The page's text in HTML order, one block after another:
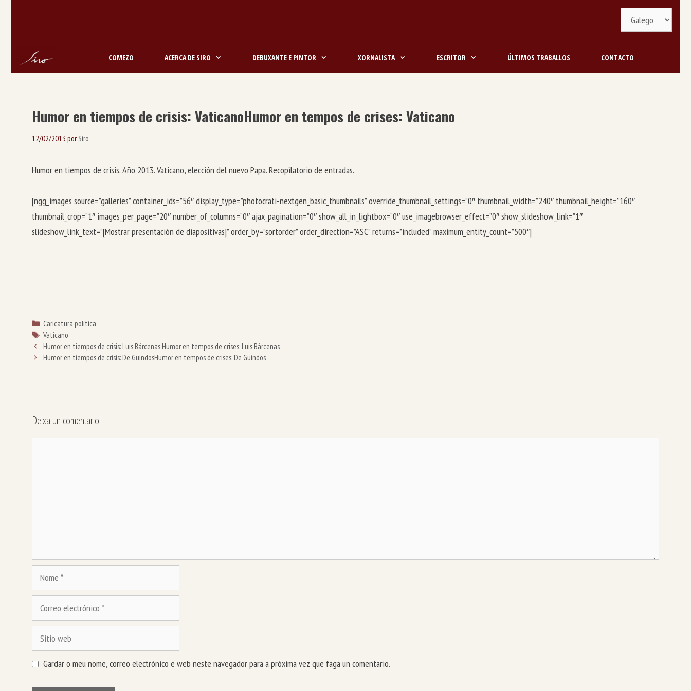
COMEZO ACERCA DE SIRO DEBUXANTE E PINTOR XORNALISTA ESCRITOR ÚLTIMOS TRABALLOS CONTACTO
Humor en tiempos de crisis: VaticanoHumor en tempos de crises: Vaticano
12/02/2013 por Siro
Humor en tiempos de crisis. Año 2013. Vaticano, elección del nuevo Papa. Recopìlatorio de entradas.
[ngg_images source=”galleries” container_ids=”56″ display_type=”photocrati-nextgen_basic_thumbnails” override_thumbnail_settings=”0″ thumbnail_width=”240″ thumbnail_height=”160″
thumbnail_crop=”1″ images_per_page=”20″ number_of_columns=”0″ ajax_pagination=”0″ show_all_in_lightbox=”0″ use_imagebrowser_effect=”0″ show_slideshow_link=”1″
slideshow_link_text=”[Mostrar presentación de diapositivas]” order_by=”sortorder” order_direction=”ASC” returns=”included” maximum_entity_count=”500″]
Categorías
Caricatura política
Etiquetas
Vaticano
Humor en tiempos de crisis: Luis BárcenasHumor en tempos de crises: Luis Bárcenas
Humor en tiempos de crisis: De GuindosHumor en tempos de crises: De Guindos
Deixa un comentario
Nome
Correo
electrónico
Sitio
web
Gardar o meu nome, correo electrónico e web neste navegador para a próxima vez que faga un comentario.